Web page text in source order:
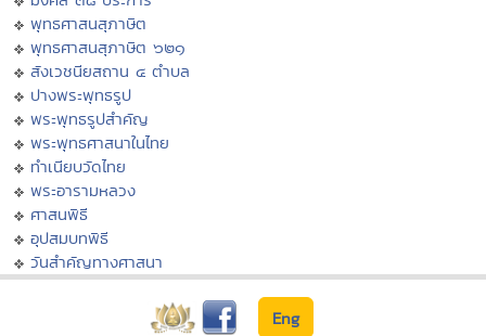
พุทธศาสนสุภาษิต
พุทธศาสนสุภาษิต ๖๒๑
สังเวชนียสถาน ๔ ตำบล
ปางพระพุทธรูป
พระพุทธรูปสำคัญ
พระพุทธศาสนาในไทย
ทำเนียบวัดไทย
พระอารามหลวง
ศาสนพิธี
อุปสมบทพิธี
วันสำคัญทางศาสนา
Eng